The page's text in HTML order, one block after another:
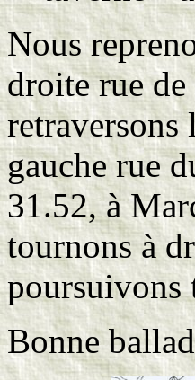
Nous
droite rue
retraversons
gauche rue
31.52, à
tournons à
poursuivons
Bonne